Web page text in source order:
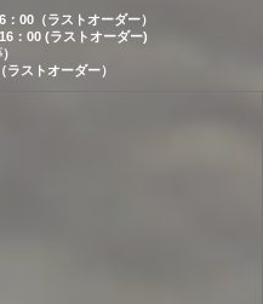
：00（ラストオーダー）
：00 (ラストオーダー)
ストオーダー）